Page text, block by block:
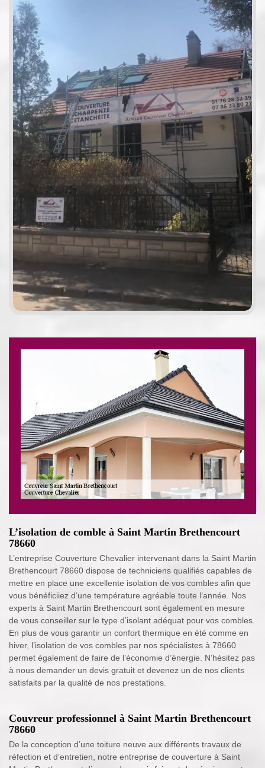
L’isolation de comble à Saint Martin Brethencourt
78660
L’entreprise Couverture Chevalier intervenant dans la Saint Martin
Brethencourt 78660 dispose de techniciens qualifiés capables de
mettre en place une excellente isolation de vos combles afin que
vous bénéficiiez d’une température agréable toute l’année. Nos
experts à Saint Martin Brethencourt sont également en mesure
de vous conseiller sur le type d’isolant adéquat pour vos combles.
En plus de vous garantir un confort thermique en été comme en
hiver, l’isolation de vos combles par nos spécialistes à 78660
permet également de faire de l’économie d’énergie. N’hésitez pas
à nous demander un devis gratuit et devenez un de nos clients
satisfaits par la qualité de nos prestations.
Couvreur professionnel à Saint Martin Brethencourt
78660
De la conception d’une toiture neuve aux différents travaux de
réfection et d’entretien, notre entreprise de couverture à Saint